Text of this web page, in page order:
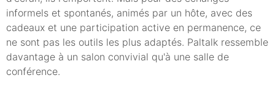
informels et spontanés, animés par un hôte, avec des
cadeaux et une participation active en permanence, ce
ne sont pas les outils les plus adaptés. Paltalk ressemble
davantage à un salon convivial qu'à une salle de
conférence.